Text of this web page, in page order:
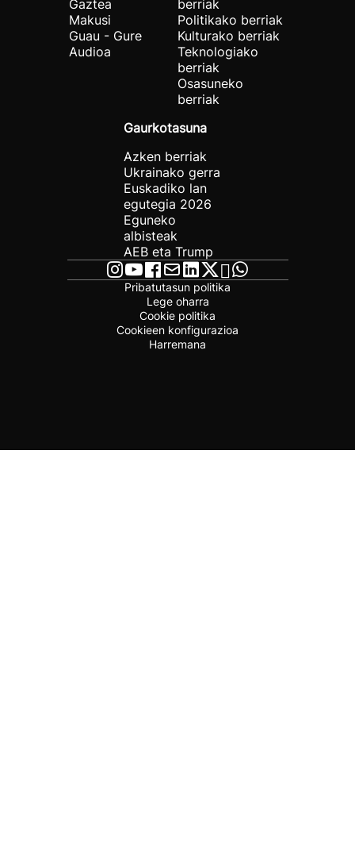
Gaztea
Makusi
Guau - Gure
Audioa
berriak
Politikako berriak
Kulturako berriak
Teknologiako
berriak
Osasuneko
berriak
Gaurkotasuna
Azken berriak
Ukrainako gerra
Euskadiko lan
egutegia 2026
Eguneko
albisteak
AEB eta Trump
Pribatutasun politika
Lege oharra
Cookie politika
Cookieen konfigurazioa
Harremana